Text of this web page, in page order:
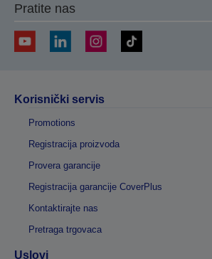
Pratite nas
Korisnički servis
Promotions
Registracija proizvoda
Provera garancije
Registracija garancije CoverPlus
Kontaktirajte nas
Pretraga trgovaca
Uslovi